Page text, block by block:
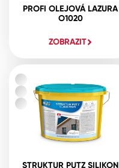
PROFI OLEJOVÁ LAZURA
O1020
ZOBRAZIT
STRUKTUR PUTZ SILIKON